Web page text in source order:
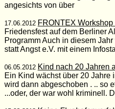
angesichts von über
17.06.2012 FRONTEX
Friedensfest auf dem Berliner
Programm Auch in diesem
statt Angst e.V. mit einem
06.05.2012 Kind nach 20 Jahren
Ein Kind wächst über 20 Jahre
wird dann abgeschoben . .. so
...oder, der war wohl kriminell.